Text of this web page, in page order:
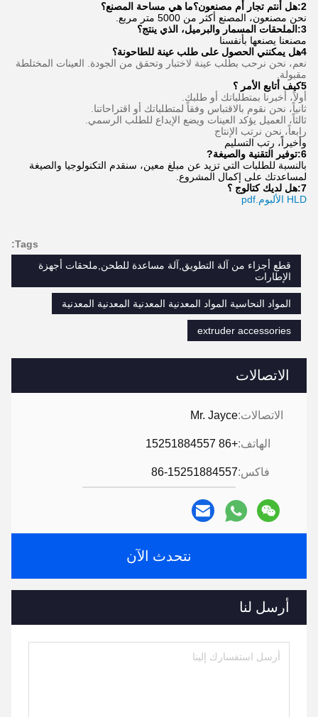
الاتصالات
الاتصالات:Mr. Jayce
الهاتف:+86 15251884557
فاكس:86-15251884557
نتحدث الآن
أرسل لنا
2:هل أنتم تجار أم مصنعون؟ما هي مساحة المصنع؟
نحن مصنعون، المصنع أكثر من 5000 متر مربع.
3: الملحقات المسمار والبرميل، الذي ينتج؟
مصنعنا يصنعها بأنفسنا
4هل يمكنني الحصول على طلب عينة للطاحونة؟
نعم، نحن نرحب بطلب عينة لاختبار وتحقق من الجودة. العينات المختلطة
مقبولة.
5كيف أتابع الأمر ؟
أولاً، أخبرنا بمتطلباتك أو طلبك.
ثانياً، نحن نقوم بالاقتباس وفقاً لمتطلباتك أو اقتراحاتنا.
ثالثاً، العميل يؤكد العينات ويضع الإيداع للطلب الرسمي.
رابعاً، نحن نرتب الإنتاج
وأخيراً، رتب التسليم
6: توفير التقنية والصيغة?
بالنسبة للطلبات التي تزيد عن مبلغ معين، سنقدم التكنولوجيا والصيغة
لمساعدتك على إكمال المشروع.
7: هل لديك كتالوج ؟
HLD الألبوم.pdf
Tags:
قطع أجزاء من آلة التطويق,آلة مساعدة للطحن,ملحقات أجهزة
الإطارات
المواد النحاسية المواد المعدنية المعدنية المعدنية المعدنية
extruder accessories